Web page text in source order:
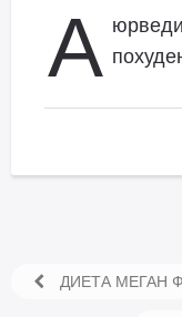
А
ДИЕТА МЕГАН